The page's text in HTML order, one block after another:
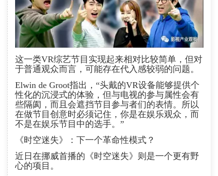
这一类VR综艺节目实现起来相对比较简单，但对
于普通观众而言，可能存在代入感较弱的问题。
Elwin de Groot指出，“头戴的VR设备能够提供个
性化的沉浸式的体验，但与电视的参与属性会有
些隔阂，而且会遮挡节目参与者们的表情。所以
在做节目创意时必须记住，你是在娱乐观众，而
不是在娱乐节目中的选手。”
《时空迷失》：下一个革命性模式？
近日在挪威首播的《时空迷失》则是一个更有野
心的项目。